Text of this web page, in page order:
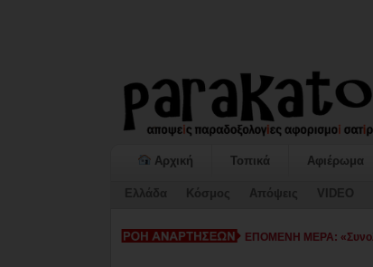
Αρχική Τοπικά Αφιέρωμα
Ελλάδα Κόσμος Απόψεις VIDEO
ΕΠΟΜΕΝΗ ΜΕΡΑ: